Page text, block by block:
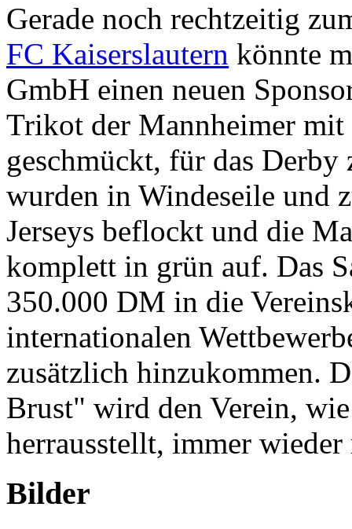
Gerade noch rechtzeitig
FC Kaiserslautern könnte
GmbH einen neuen
Trikot der Mannheimer
geschmückt, für das
wurden in Windeseile und
Jerseys beflockt und die
komplett in grün auf. Das
350.000 DM in die
internationalen
zusätzlich hinzukommen.
Brust" wird den Verein,
herrausstellt, immer wieder
Bilder